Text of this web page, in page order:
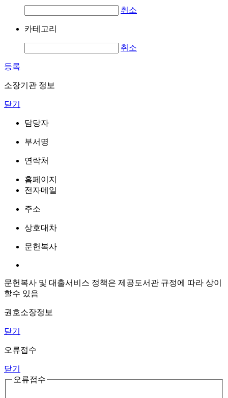
취소
카테고리
취소
등록
소장기관 정보
닫기
담당자
부서명
연락처
홈페이지
전자메일
주소
상호대차
문헌복사
문헌복사 및 대출서비스 정책은 제공도서관 규정에 따라 상이
할수 있음
권호소장정보
닫기
오류접수
닫기
오류접수